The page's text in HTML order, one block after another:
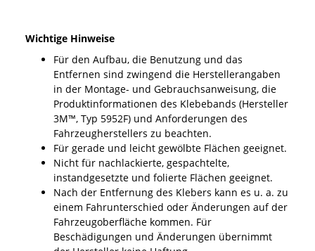
Wichtige Hinweise
Für den Aufbau, die Benutzung und das
Entfernen sind zwingend die Herstellerangaben
in der Montage- und Gebrauchsanweisung, die
Produktinformationen des Klebebands (Hersteller
3M™, Typ 5952F) und Anforderungen des
Fahrzeugherstellers zu beachten.
Für gerade und leicht gewölbte Flächen geeignet.
Nicht für nachlackierte, gespachtelte,
instandgesetzte und folierte Flächen geeignet.
Nach der Entfernung des Klebers kann es u. a. zu
einem Fahrunterschied oder Änderungen auf der
Fahrzeugoberfläche kommen. Für
Beschädigungen und Änderungen übernimmt